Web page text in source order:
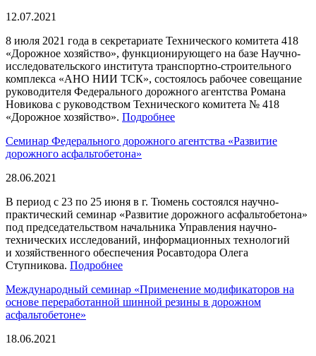
12.07.2021
8 июля 2021 года в секретариате Технического комитета 418
«Дорожное хозяйство», функционирующего на базе Научно-
исследовательского института транспортно-строительного
комплекса «АНО НИИ ТСК», состоялось рабочее совещание
руководителя Федерального дорожного агентства Романа
Новикова с руководством Технического комитета № 418
«Дорожное хозяйство». Подробнее
Семинар Федерального дорожного агентства «Развитие
дорожного асфальтобетона»
28.06.2021
В период с 23 по 25 июня в г. Тюмень состоялся научно-
практический семинар «Развитие дорожного асфальтобетона»
под председательством начальника Управления научно-
технических исследований, информационных технологий
и хозяйственного обеспечения Росавтодора Олега
Ступникова. Подробнее
Международный семинар «Применение модификаторов на
основе переработанной шинной резины в дорожном
асфальтобетоне»
18.06.2021